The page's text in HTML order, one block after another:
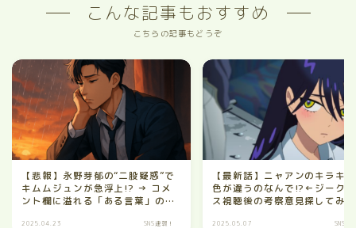
こんな記事もおすすめ
こちらの記事もどうぞ
【悲報】永野芽郁の“二股疑惑”で
キムムジュンが急浮上!? → コメ
ント欄に溢れる「ある言葉」のせ
2025.04.23 SNS速報！
【最新話】ニャアンのキラキ
色が違うのなんで!?←ジーク
ス視聴後の考察意見探してみ
2025.05.07 SNS速